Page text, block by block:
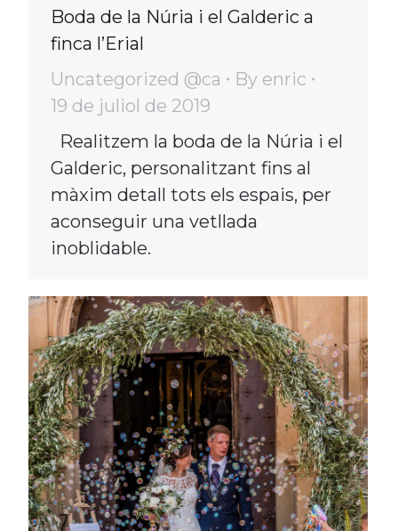
Boda de la Núria i el Galderic a
finca l’Erial
Uncategorized @ca
By enric
19 de juliol de 2019
Realitzem la boda de la Núria i el
Galderic, personalitzant fins al
màxim detall tots els espais, per
aconseguir una vetllada
inoblidable.